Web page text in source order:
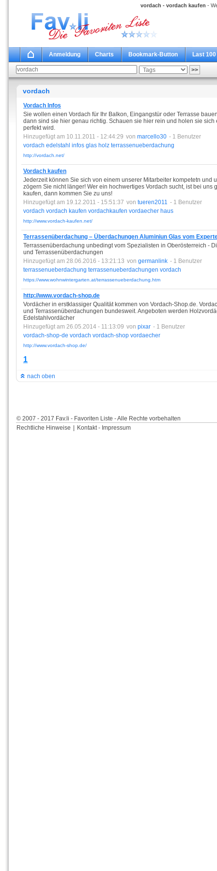
vordach - vordach kaufen -
Anmeldung Charts Bookmark-Button Last 100
vordach
Vordach Infos
Sie wollen einen Vordach für Ihr Balkon, Eingangstür oder Terrasse
dann sind sie hier genau richtig. Schauen sie hier rein und holen sie sich
perfekt wird.
Hinzugefügt am 10.11.2011 - 12:44:29 von marcello30 - 1 Benutzer
vordach edelstahl infos glas holz terrassenueberdachung
http://vordach.net/
Vordach kaufen
Jederzeit können Sie sich von einem unserer Mitarbeiter kompetetn und
zögern Sie nicht länger! Wer ein hochwertiges Vordach sucht, ist bei uns
kaufen, dann kommen Sie zu uns!
Hinzugefügt am 19.12.2011 - 15:51:37 von tueren2011 - 1 Benutzer
vordach vordach kaufen vordachkaufen vordaecher haus
http://www.vordach-kaufen.net/
Terrassenüberdachung – Überdachungen Aluminiun Glas vom
Terrassenüberdachung unbedingt vom Spezialisten in Oberösterreich -
und Terrassenüberdachungen
Hinzugefügt am 28.06.2016 - 13:21:13 von germanlink - 1 Benutzer
terrassenueberdachung terrassenueberdachungen vordach
https://www.wohnwintergarten.at/terrassenueberdachung.htm
http://www.vordach-shop.de
Vordächer in erstklassiger Qualität kommen von Vordach-Shop.de.
und Terrassenüberdachungen bundesweit. Angeboten werden
Edelstahlvordächer
Hinzugefügt am 26.05.2014 - 11:13:09 von pixar - 1 Benutzer
vordach-shop-de vordach vordach-shop vordaecher
http://www.vordach-shop.de/
1
nach oben
© 2007 - 2017 Fav.li - Favoriten Liste - Alle Rechte vorbehalten
Rechtliche Hinweise
Kontakt - Impressum